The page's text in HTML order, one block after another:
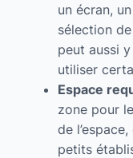
un écran,
sélection
peut aussi
utiliser
Espace
zone pour
de
petits